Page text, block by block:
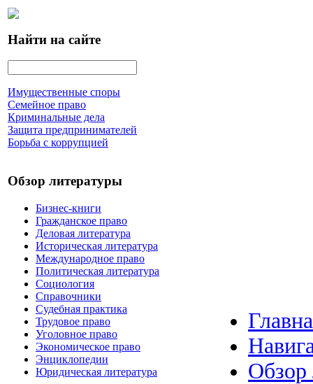
Найти на сайте
Имущественные споры
Семейное право
Криминальные дела
Защита предпринимателей
Борьба с коррупцией
Обзор литературы
Бизнес-книги
Гражданское право
Деловая литература
Историческая литература
Международное право
Политическая литература
Социология
Справочники
Судебная практика
Трудовое право
Уголовное право
Экономическое право
Энциклопедии
Юридическая литература
Обзор